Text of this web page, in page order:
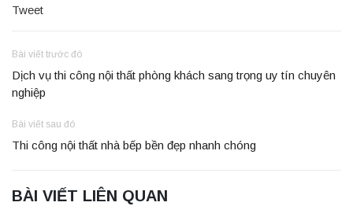
Tweet
Bài viết trước đó
Dịch vụ thi công nội thất phòng khách sang trọng uy tín chuyên
nghiệp
Bài viết sau đó
Thi công nội thất nhà bếp bền đẹp nhanh chóng
BÀI VIẾT LIÊN QUAN